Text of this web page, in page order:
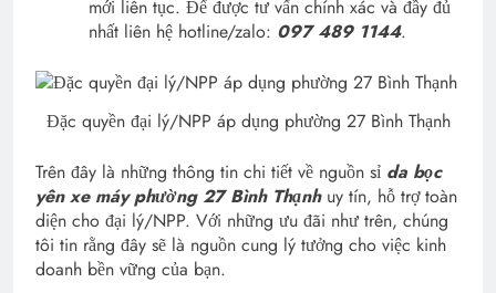
mới liên tục. Để được tư vấn chính xác và đầy đủ
nhất liên hệ hotline/zalo: 097 489 1144.
Đặc quyền đại lý/NPP áp dụng phường 27 Bình Thạnh
Trên đây là những thông tin chi tiết về nguồn sỉ da bọc
yên xe máy phường 27 Bình Thạnh uy tín, hỗ trợ toàn
diện cho đại lý/NPP. Với những ưu đãi như trên, chúng
tôi tin rằng đây sẽ là nguồn cung lý tưởng cho việc kinh
doanh bền vững của bạn.